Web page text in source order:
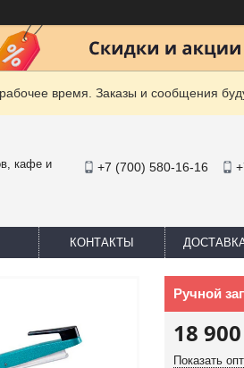
время. Заказы и сообщения
кафе и +7 (700) 580-16-16
КОНТАКТЫ
Ручной
18
Показать